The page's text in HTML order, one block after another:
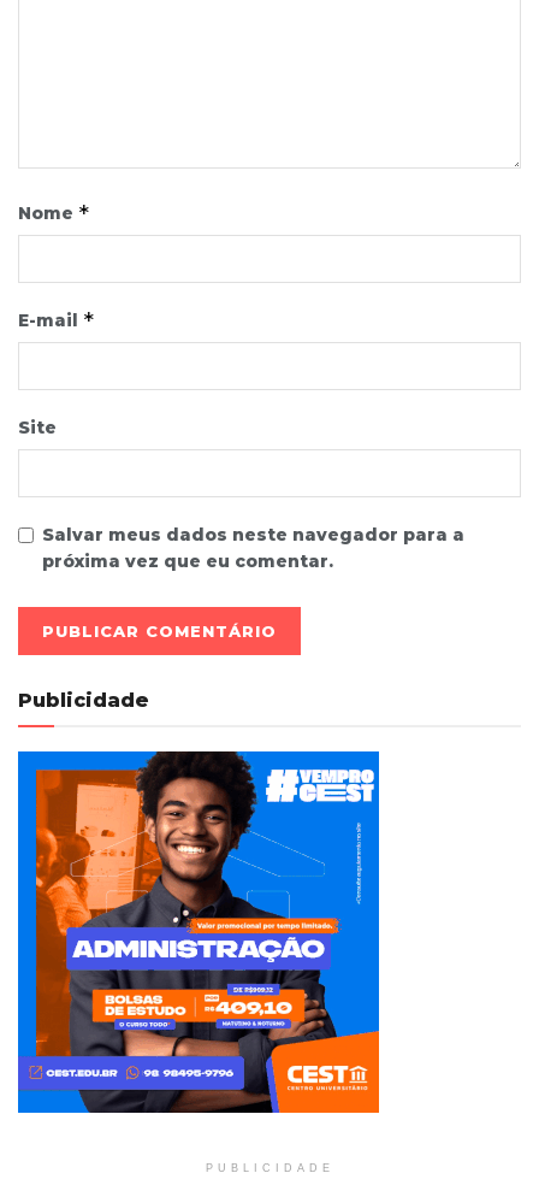
Nome *
E-mail *
Site
Salvar meus dados neste navegador para a
próxima vez que eu comentar.
Publicidade
PUBLICIDADE